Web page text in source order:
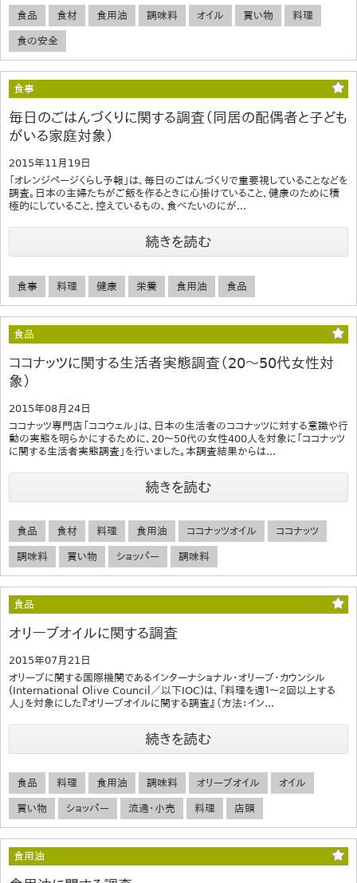
食品 食材 食用油 調味料 オイル 買い物 料理
食の安全
食事
毎日のごはんづくりに関する調査（同居の配偶者と子ども
がいる家庭対象）
2015年11月19日
「オレンジページくらし予報」は、毎日のごはんづくりで重要視していることなどを
調査。日本の主婦たちがご飯を作るときに心掛けていること、健康のために積
極的にしていること、控えているもの、食べたいのにが...
続きを読む
食事 料理 健康 栄養 食用油 食品
食品
ココナッツに関する生活者実態調査（20～50代女性対
象）
2015年08月24日
ココナッツ専門店「ココウェル」は、日本の生活者のココナッツに対する意識や行
動の実態を明らかにするために、20～50代の女性400人を対象に「ココナッツ
に関する生活者実態調査」を行いました。本調査結果からは...
続きを読む
食品 食材 料理 食用油 ココナッツオイル ココナッツ
調味料 買い物 ショッパー 調味料
食品
オリーブオイルに関する調査
2015年07月21日
オリーブに関する国際機関であるインターナショナル・オリーブ・カウンシル
(International Olive Council／以下IOC)は、「料理を週１～２回以上する
人」を対象にした『オリーブオイルに関する調査』（方法：イン...
続きを読む
食品 料理 食用油 調味料 オリーブオイル オイル
買い物 ショッパー 流通・小売 料理 店頭
食用油